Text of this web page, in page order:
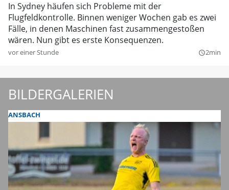
In Sydney häufen sich Probleme mit der
Flugfeldkontrolle. Binnen weniger Wochen gab es zwei
Fälle, in denen Maschinen fast zusammengestoßen
wären. Nun gibt es erste Konsequenzen.
vor einer Stunde query_builder2min
BILDERGALERIEN
ANSBACH